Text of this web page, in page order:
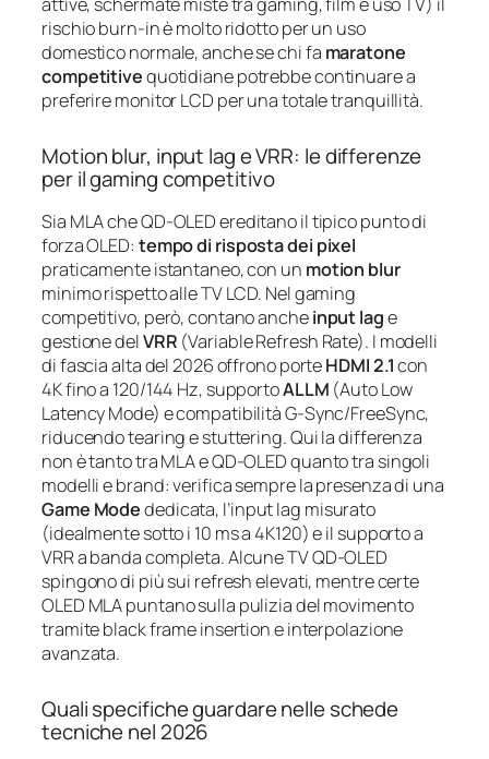
rischio burn‑in è molto ridotto per un uso
domestico normale, anche se chi fa maratone
competitivequotidiane potrebbe continuare a
preferire monitor LCD per una totale tranquillità.
Motion blur, input lag e VRR: le differenze
per il gaming competitivo
Sia MLA che QD‑OLED ereditano il tipico punto di
forza OLED: tempo di risposta dei pixel
praticamente istantaneo, con un motion blur
minimo rispetto alle TV LCD. Nel gaming
competitivo, però, contano ancheinput lage
gestione delVRR (Variable Refresh Rate). I modelli
di fascia alta del 2026 offrono porteHDMI 2.1con
4K fino a 120/144 Hz, supportoALLM (Auto Low
Latency Mode) e compatibilità G‑Sync/FreeSync,
riducendo tearing e stuttering. Qui la differenza
non è tanto tra MLA e QD‑OLED quanto tra singoli
modelli e brand: verifica sempre la presenza di una
Game Modededicata, l’input lag misurato
(idealmente sotto i 10 ms a 4K120) e il supporto a
VRR a banda completa. Alcune TV QD‑OLED
spingono di più sui refresh elevati, mentre certe
OLED MLA puntano sulla pulizia del movimento
tramite black frame insertion e interpolazione
avanzata.
Quali specifiche guardare nelle schede
tecniche nel 2026